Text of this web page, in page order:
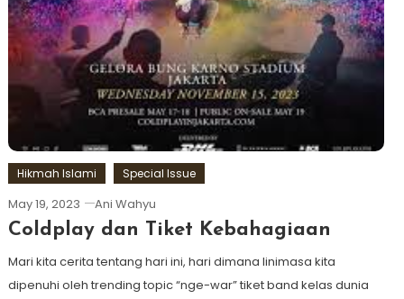
Hikmah Islami Special Issue
May 19, 2023 Ani Wahyu
Coldplay dan Tiket Kebahagiaan
Mari kita cerita tentang hari ini, hari dimana linimasa kita
dipenuhi oleh trending topic “nge-war” tiket band kelas dunia